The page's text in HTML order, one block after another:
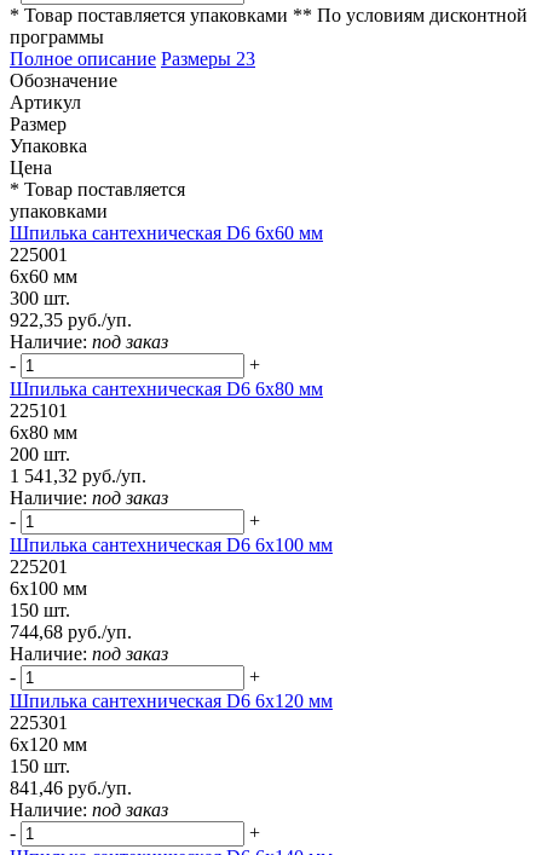
* Товар поставляется упаковками ** По условиям дисконтной
программы
Полное описание Размеры 23
Обозначение
Артикул
Размер
Упаковка
Цена
* Товар поставляется
упаковками
Шпилька сантехническая D6 6х60 мм
225001
6х60 мм
300 шт.
922,35 руб./уп.
Наличие: под заказ
-
+
Шпилька сантехническая D6 6х80 мм
225101
6х80 мм
200 шт.
1 541,32 руб./уп.
Наличие: под заказ
-
+
Шпилька сантехническая D6 6х100 мм
225201
6х100 мм
150 шт.
744,68 руб./уп.
Наличие: под заказ
-
+
Шпилька сантехническая D6 6х120 мм
225301
6х120 мм
150 шт.
841,46 руб./уп.
Наличие: под заказ
-
+